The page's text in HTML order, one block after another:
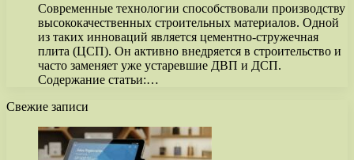
Современные технологии способствовали производству
высококачественных строительных материалов. Одной
из таких инноваций является цементно-стружечная
плита (ЦСП). Он активно внедряется в строительство и
часто заменяет уже устаревшие ДВП и ДСП.
Содержание статьи:…
Свежие записи